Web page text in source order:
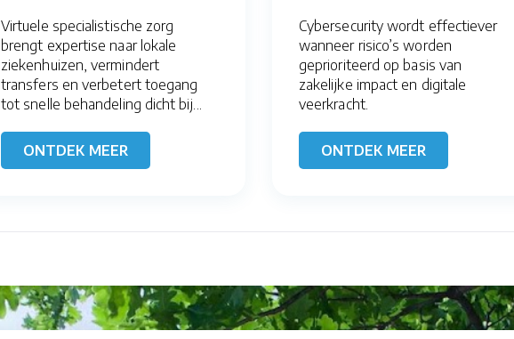
Virtuele specialistische zorg
brengt expertise naar lokale
ziekenhuizen, vermindert
transfers en verbetert toegang
tot snelle behandeling dicht bij...
ONTDEK MEER
Cybersecurity wordt effectiever
wanneer risico’s worden
geprioriteerd op basis van
zakelijke impact en digitale
veerkracht.
ONTDEK MEER